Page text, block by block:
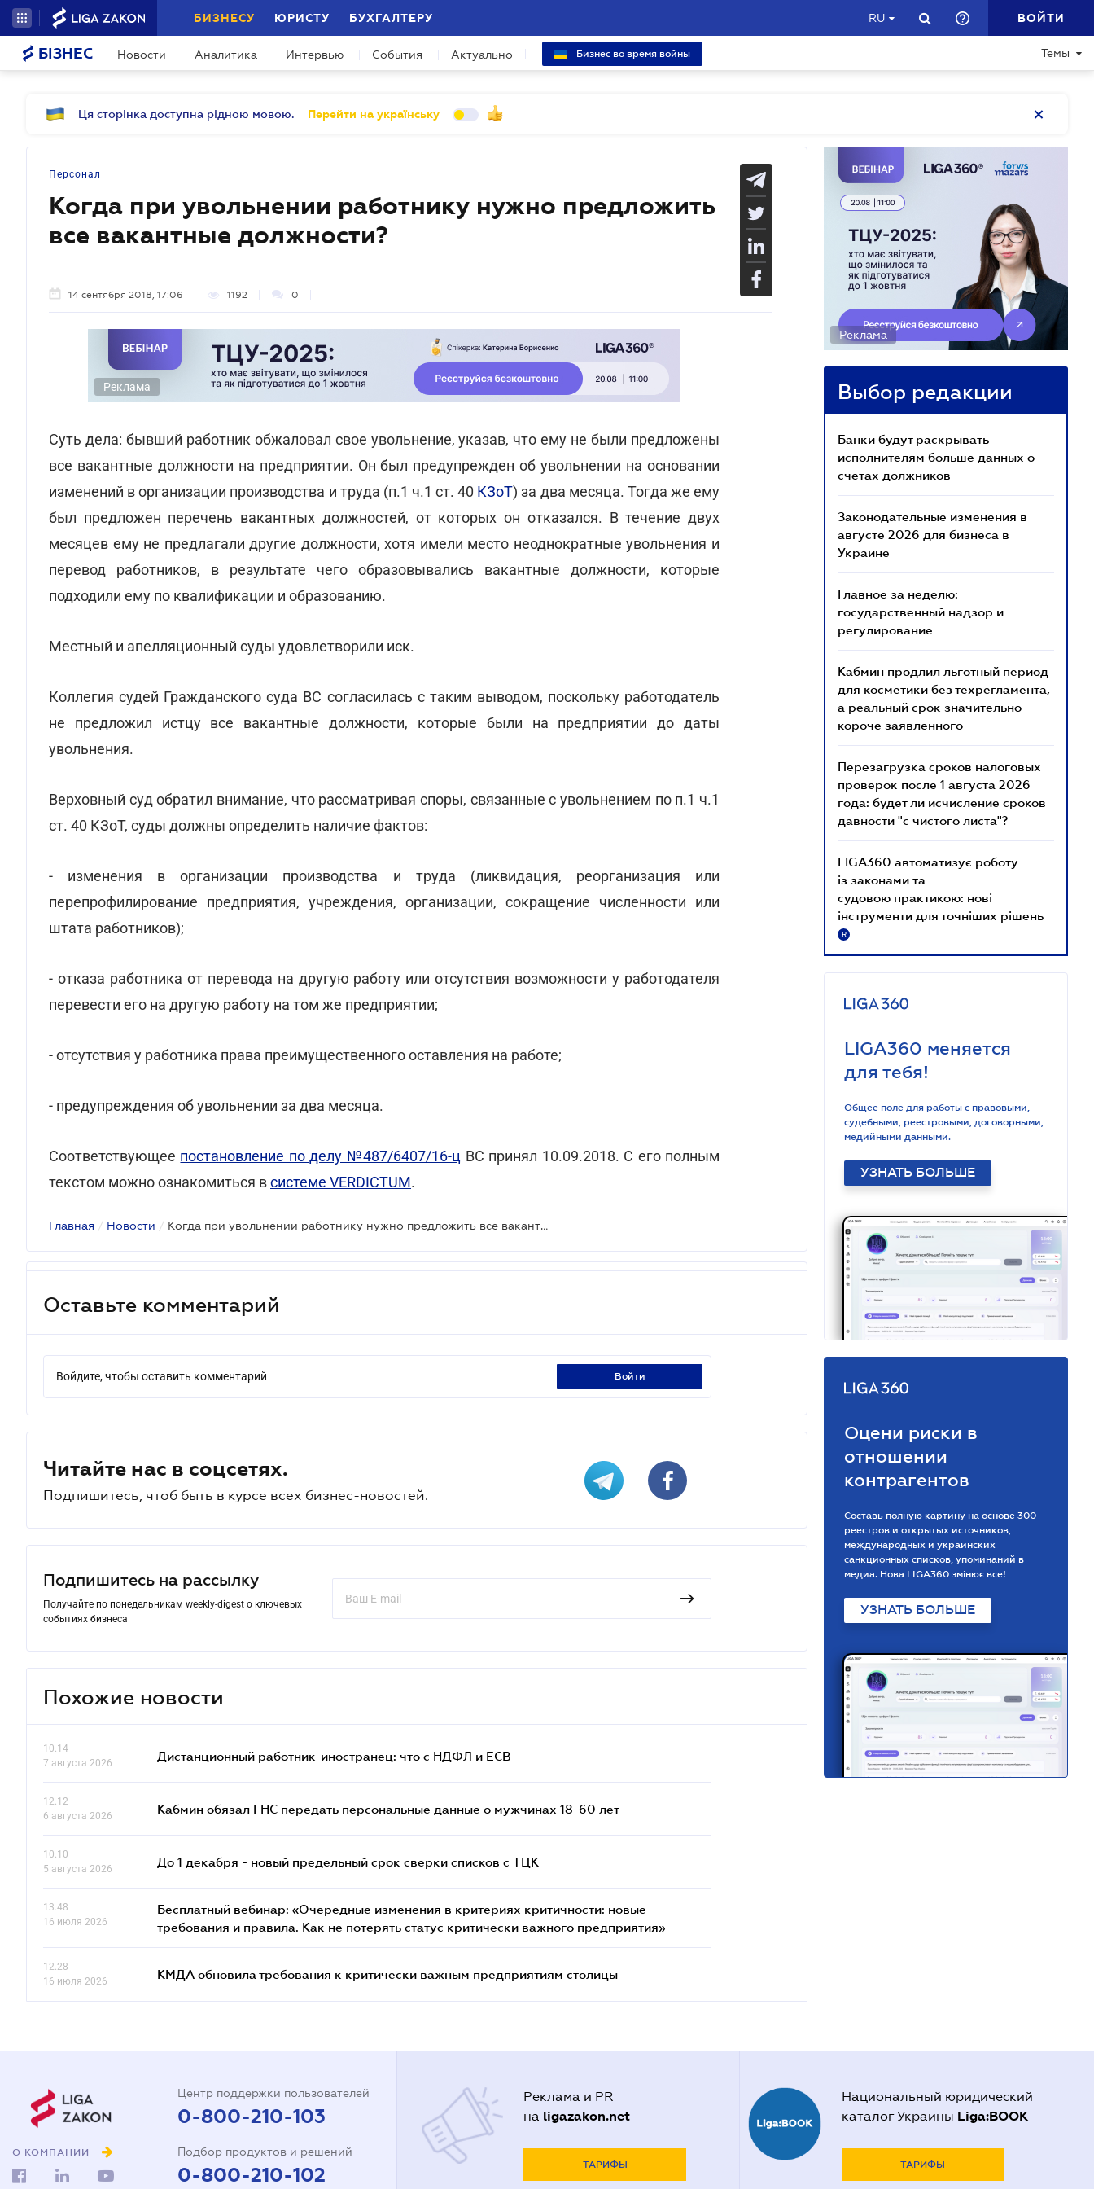
БИЗНЕСУ ЮРИСТУ БУХГАЛТЕРУ RU ВОЙТИ
БІЗНЕС Новости Аналитика Интервью События Актуально Бизнес во время войны Темы
Ця сторінка доступна рідною мовою. Перейти на українську
Персонал
Когда при увольнении работнику нужно предложить
все вакантные должности?
14 сентября 2018, 17:06 1192 0
Реклама
Суть дела: бывший работник обжаловал свое увольнение, указав, что ему не были предложены
все вакантные должности на предприятии. Он был предупрежден об увольнении на основании
изменений в организации производства и труда (п.1 ч.1 ст. 40 КЗоТ) за два месяца. Тогда же ему
был предложен перечень вакантных должностей, от которых он отказался. В течение двух
месяцев ему не предлагали другие должности, хотя имели место неоднократные увольнения и
перевод работников, в результате чего образовывались вакантные должности, которые
подходили ему по квалификации и образованию.
Местный и апелляционный суды удовлетворили иск.
Коллегия судей Гражданского суда ВС согласилась с таким выводом, поскольку работодатель
не предложил истцу все вакантные должности, которые были на предприятии до даты
увольнения.
Верховный суд обратил внимание, что рассматривая споры, связанные с увольнением по п.1 ч.1
ст. 40 КЗоТ, суды должны определить наличие фактов:
- изменения в организации производства и труда (ликвидация, реорганизация или
перепрофилирование предприятия, учреждения, организации, сокращение численности или
штата работников);
- отказа работника от перевода на другую работу или отсутствия возможности у работодателя
перевести его на другую работу на том же предприятии;
- отсутствия у работника права преимущественного оставления на работе;
- предупреждения об увольнении за два месяца.
Соответствующее постановление по делу №487/6407/16-ц ВС принял 10.09.2018. С его полным
текстом можно ознакомиться всистеме VERDICTUM.
Главная / Новости / Когда при увольнении работнику нужно предложить все вакантные должности?
Оставьте комментарий
Войдите, чтобы оставить комментарий войти
Читайте нас в соцсетях.
Подпишитесь, чтоб быть в курсе всех бизнес-новостей.
Подпишитесь на рассылку
Получайте по понедельникам weekly-digest о ключевых
событиях бизнеса
Похожие новости
10.14
7 августа 2026
Дистанционный работник-иностранец: что с НДФЛ и ЕСВ
12.12
6 августа 2026
Кабмин обязал ГНС передать персональные данные о мужчинах 18-60 лет
10.10
5 августа 2026
До 1 декабря - новый предельный срок сверки списков c ТЦК
13.48
16 июля 2026
Бесплатный вебинар: «Очередные изменения в критериях критичности: новые
требования и правила. Как не потерять статус критически важного предприятия»
12.28
16 июля 2026
КМДА обновила требования к критически важным предприятиям столицы
Реклама
Выбор редакции
Банки будут раскрывать
исполнителям больше данных о
счетах должников
Законодательные изменения в
августе 2026 для бизнеса в
Украине
Главное за неделю:
государственный надзор и
регулирование
Кабмин продлил льготный период
для косметики без техрегламента,
а реальный срок значительно
короче заявленного
Перезагрузка сроков налоговых
проверок после 1 августа 2026
года: будет ли исчисление сроков
давности "с чистого листа"?
LIGA360 автоматизує роботу
із законами та
судовою практикою: нові
інструменти для точніших рішень
R
LIGA360 меняется
для тебя!
Общее поле для работы с правовыми,
судебными, реестровыми, договорными,
медийными данными.
УЗНАТЬ БОЛЬШЕ
Оцени риски в
отношении
контрагентов
Составь полную картину на основе 300
реестров и открытых источников,
международных и украинских
санкционных списков, упоминаний в
медиа. Нова LIGA360 змінює все!
УЗНАТЬ БОЛЬШЕ
О КОМПАНИИ
Центр поддержки пользователей
0-800-210-103
Подбор продуктов и решений
0-800-210-102
Реклама и PR
на ligazakon.net
ТАРИФЫ
Национальный юридический
каталог Украины Liga:BOOK
ТАРИФЫ